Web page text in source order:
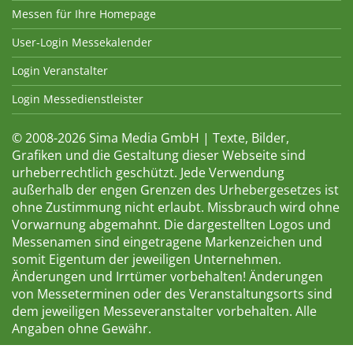
Messen für Ihre Homepage
User-Login Messekalender
Login Veranstalter
Login Messedienstleister
© 2008-2026 Sima Media GmbH | Texte, Bilder,
Grafiken und die Gestaltung dieser Webseite sind
urheberrechtlich geschützt. Jede Verwendung
außerhalb der engen Grenzen des Urhebergesetzes ist
ohne Zustimmung nicht erlaubt. Missbrauch wird ohne
Vorwarnung abgemahnt. Die dargestellten Logos und
Messenamen sind eingetragene Markenzeichen und
somit Eigentum der jeweiligen Unternehmen.
Änderungen und Irrtümer vorbehalten! Änderungen
von Messeterminen oder des Veranstaltungsorts sind
dem jeweiligen Messeveranstalter vorbehalten. Alle
Angaben ohne Gewähr.